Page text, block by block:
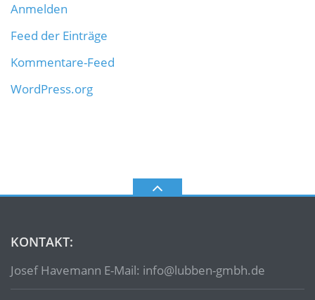
Anmelden
Feed der Einträge
Kommentare-Feed
WordPress.org
KONTAKT:
Josef Havemann E-Mail: info@lubben-gmbh.de